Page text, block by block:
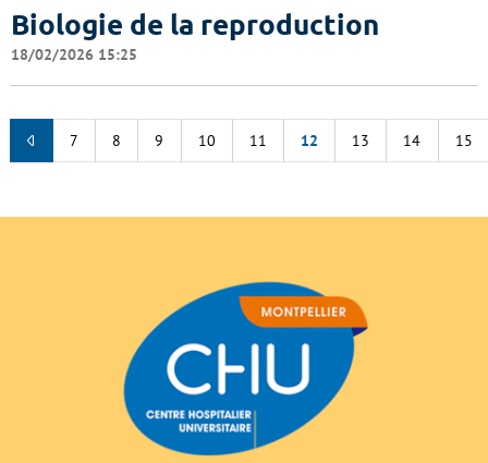
Biologie de la reproduction
18/02/2026 15:25
7 8 9 10 11 12 13 14 15